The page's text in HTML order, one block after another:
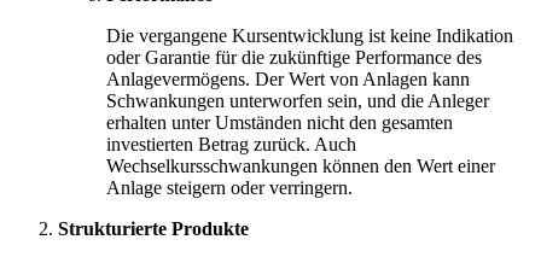
Die vergangene Kursentwicklung ist keine Indikation
oder Garantie für die zukünftige Performance des
Anlagevermögens. Der Wert von Anlagen kann
Schwankungen unterworfen sein, und die Anleger
erhalten unter Umständen nicht den gesamten
investierten Betrag zurück. Auch
Wechselkursschwankungen können den Wert einer
Anlage steigern oder verringern.
Strukturierte Produkte